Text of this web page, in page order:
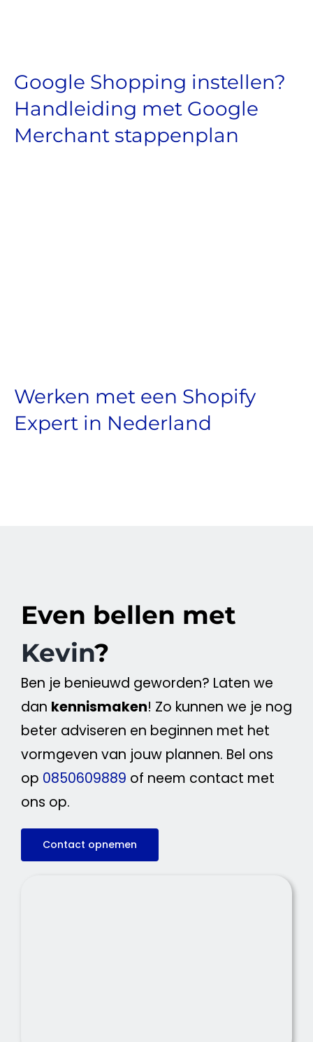
Google Shopping instellen?
Handleiding met Google
Merchant stappenplan
Werken met een Shopify
Expert in Nederland
Even bellen met
Kevin?
Ben je benieuwd geworden? Laten we
dan kennismaken! Zo kunnen we je nog
beter adviseren en beginnen met het
vormgeven van jouw plannen. Bel ons
op 0850609889 of neem contact met
ons op.
Contact opnemen